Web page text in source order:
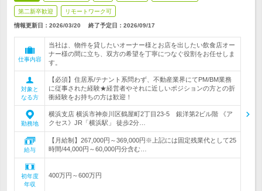
第二新卒歓迎 リモートワーク可
情報更新日：2026/03/20 終了予定日： 2026/09/17
仕事内容
当社は、物件を貸したいオーナー様とお店を出したい飲食店オー
ナー様の間に立ち、双方の希望を丁寧につなぐ役割をお任せしま
す。
対象と
なる方
【必須】住居系/テナント系問わず、不動産業界にてPM/BM業務
に従事された経験★経営者やそれに近しいポジションの方との折
衝経験をお持ちの方は歓迎！
勤務地
横浜支店 横浜市神奈川区鶴屋町2丁目23‐5 銀洋第2ビル階 《ア
クセス》JR「横浜駅」 徒歩2分…
給与
【月給制】267,000円～369,000円※上記には固定残業代として25
時間/44,000円～60,000円分含む…
初年度
年収
400万円～600万円